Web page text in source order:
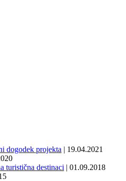
dogodek projekta | 19.04.2021
turistična destinaci | 01.09.2018